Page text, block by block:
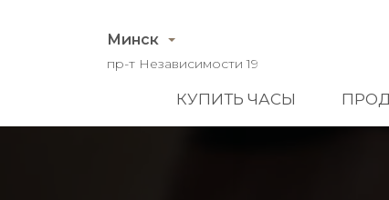
Минск
пр-т Независимости 19
КУПИТЬ ЧАСЫ